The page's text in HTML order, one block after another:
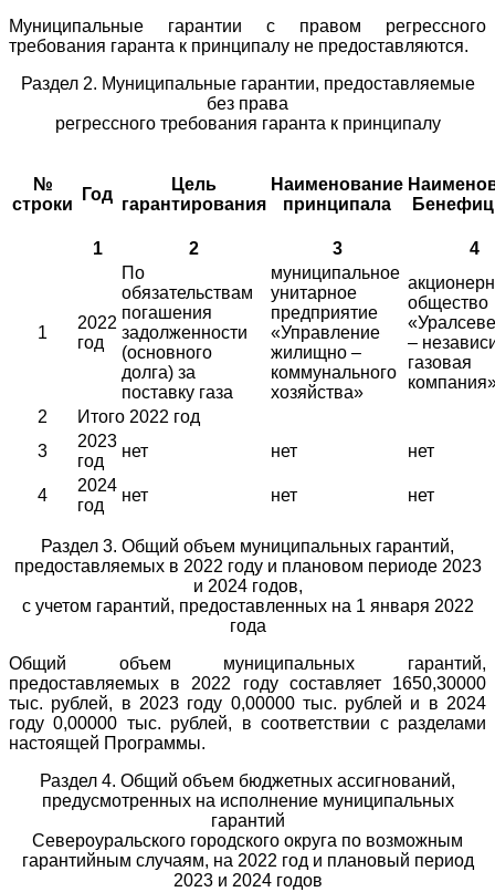
Муниципальные гарантии с правом регрессного
требования гаранта к принципалу не предоставляются.
Раздел 2. Муниципальные гарантии, предоставляемые
без права
регрессного требования гаранта к принципалу
№
строки
Год
Цель
гарантирования
Наименование
принципала
1 2 3 4
1
2022
год
По
обязательствам
погашения
задолженности
(основного
долга) за
поставку газа
муниципальное
унитарное
предприятие
«Управление
жилищно –
коммунального
хозяйства»
общество
–
газовая
2
Итого 2022 год
3
2023
год
нет нет нет
4
2024
год
нет нет нет
Раздел 3. Общий объем муниципальных гарантий,
предоставляемых в 2022 году и плановом периоде 2023
и 2024 годов,
с учетом гарантий, предоставленных на 1 января 2022
года
Общий объем муниципальных гарантий,
предоставляемых в 2022 году составляет 1650,30000
тыс. рублей, в 2023 году 0,00000 тыс. рублей и в 2024
году 0,00000 тыс. рублей, в соответствии с разделами
настоящей Программы.
Раздел 4. Общий объем бюджетных ассигнований,
предусмотренных на исполнение муниципальных
гарантий
Североуральского городского округа по возможным
гарантийным случаям, на 2022 год и плановый период
2023 и 2024 годов